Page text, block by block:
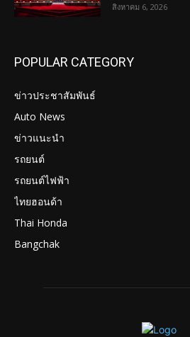
สิงหาคม 6, 2026
POPULAR CATEGORY
ข่าวประชาสัมพันธ์
Auto News
ข่าวแนะนำ
รถยนต์
รถยนต์ไฟฟ้า
ไทยฮอนด้า
Thai Honda
Bangchak